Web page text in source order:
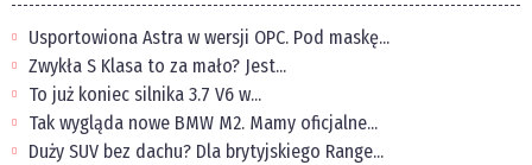
Usportowiona Astra w wersji OPC. Pod maskę...
Zwykła S Klasa to za mało? Jest...
To już koniec silnika 3.7 V6 w...
Tak wygląda nowe BMW M2. Mamy oficjalne...
Duży SUV bez dachu? Dla brytyjskiego Range...